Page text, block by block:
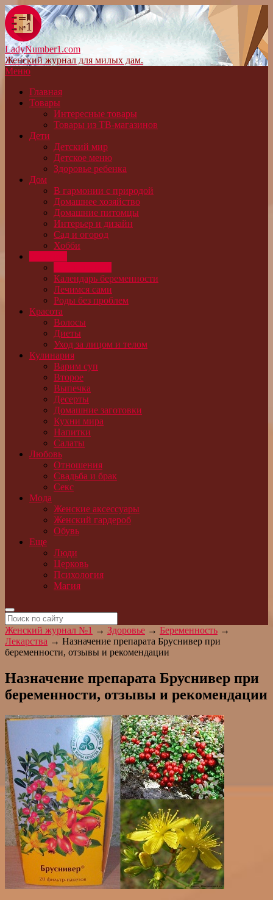
LadyNumber1.com
Женский журнал для милых дам.
Меню
Главная
Товары
Интересные товары
Товары из ТВ-магазинов
Дети
Детский мир
Детское меню
Здоровье ребенка
Дом
В гармонии с природой
Домашнее хозяйство
Домашние питомцы
Интерьер и дизайн
Сад и огород
Хобби
Календарь беременности
Лечимся сами
Роды без проблем
Красота
Волосы
Диеты
Уход за лицом и телом
Кулинария
Варим суп
Второе
Выпечка
Десерты
Домашние заготовки
Кухни мира
Напитки
Салаты
Любовь
Отношения
Свадьба и брак
Секс
Мода
Женские аксессуары
Женский гардероб
Обувь
Еще
Люди
Церковь
Психология
Магия
Женский журнал №1 → Здоровье → Беременность →
Лекарства → Назначение препарата Бруснивер при
беременности, отзывы и рекомендации
Назначение препарата Бруснивер при
беременности, отзывы и рекомендации